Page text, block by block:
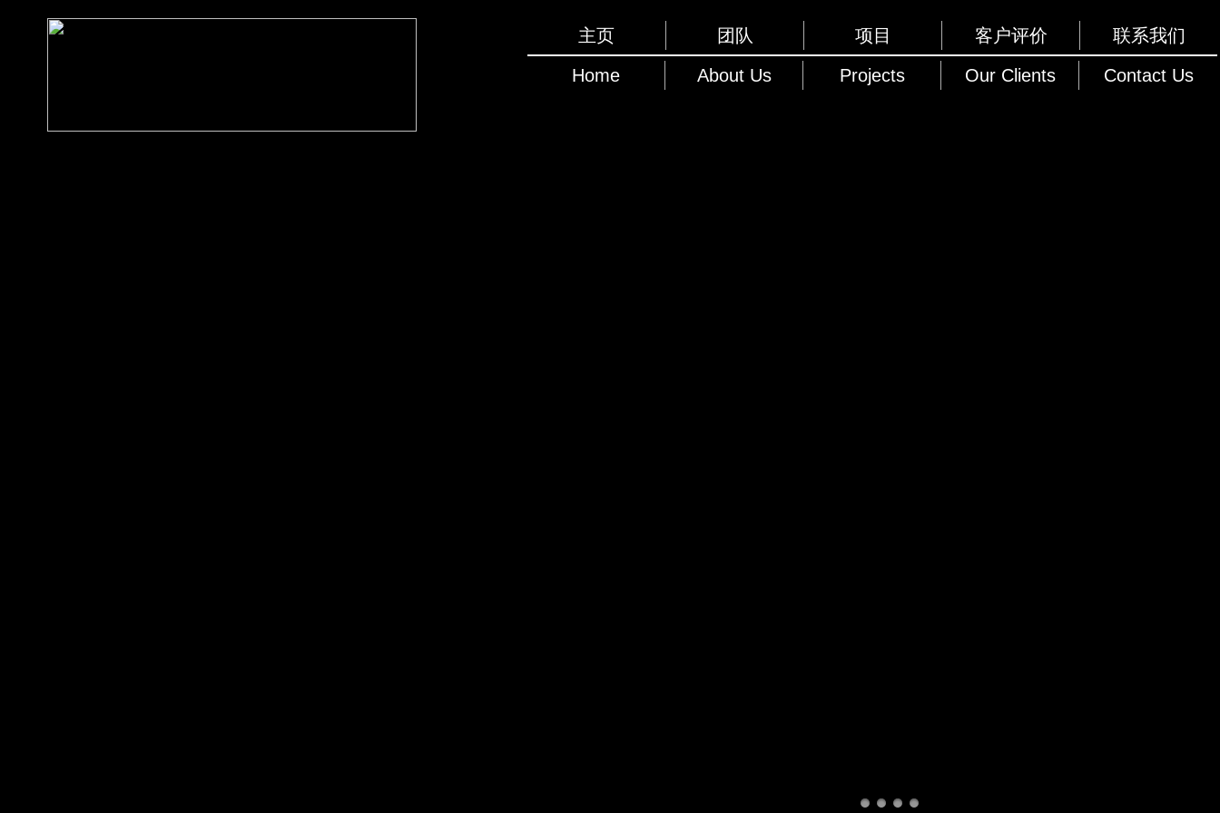
Home About Us Projects Our Clients Contact Us
主页 团队 项目 客户评价 联系我们